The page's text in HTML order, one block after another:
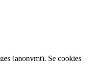
(anonymt). Se cookies